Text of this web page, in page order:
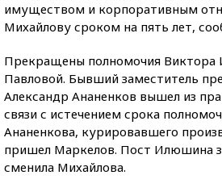
имуществом и корпоративным
Михайлову сроком на пять лет,
Прекращены полномочия
Павловой. Бывший заместитель
Александр Ананенков вышел из
связи с истечением срока
Ананенкова, курировавшего
пришел Маркелов. Пост Илюшина
сменила Михайлова.